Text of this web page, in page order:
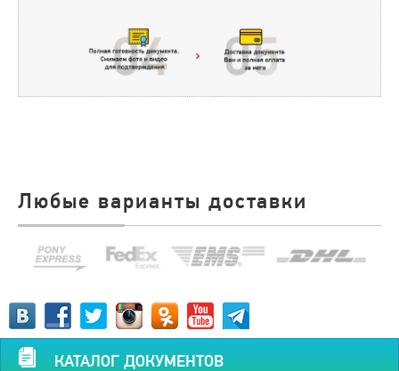
Любые варианты доставки
КАТАЛОГ ДОКУМЕНТОВ